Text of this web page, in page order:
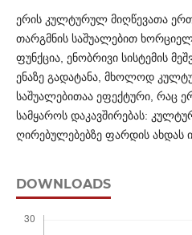
ერის კულტურულ მიღწევათა
თარგმნის საშუალებით
ფუნქცია, ენობრივი სისტემის
ენაზე გადა­ტანა, მხოლოდ
საშუალებითაა ეფექ­ტური, რაც
სამყაროს დაკავშირებას:
ღირებულებებზე ფარდის ახდას
DOWNLOADS